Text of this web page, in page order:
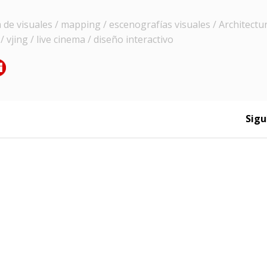
visuales / mapping / escenografías visuales /
vjing / live cinema / diseño interactivo